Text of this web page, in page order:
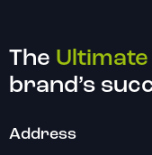
The
brand’s
Address